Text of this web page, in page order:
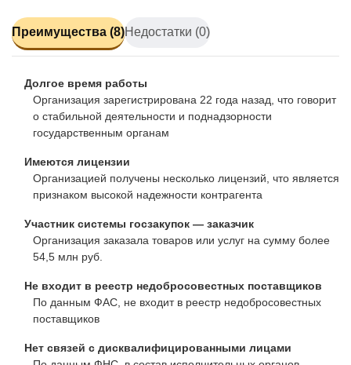
Преимущества (8)Недостатки (0)
Долгое время работы
Организация зарегистрирована 22 года назад, что говорит
о стабильной деятельности и поднадзорности
государственным органам
Имеются лицензии
Организацией получены несколько лицензий, что является
признаком высокой надежности контрагента
Участник системы госзакупок — заказчик
Организация заказала товаров или услуг на сумму более
54,5 млн руб.
Не входит в реестр недобросовестных поставщиков
По данным ФАС, не входит в реестр недобросовестных
поставщиков
Нет связей с дисквалифицированными лицами